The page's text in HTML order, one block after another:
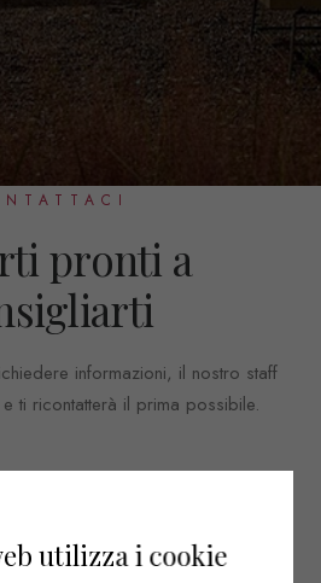
pronti a
informazioni, il nostro staff
ti ricontatterà il prima possibile.
utilizza i cookie